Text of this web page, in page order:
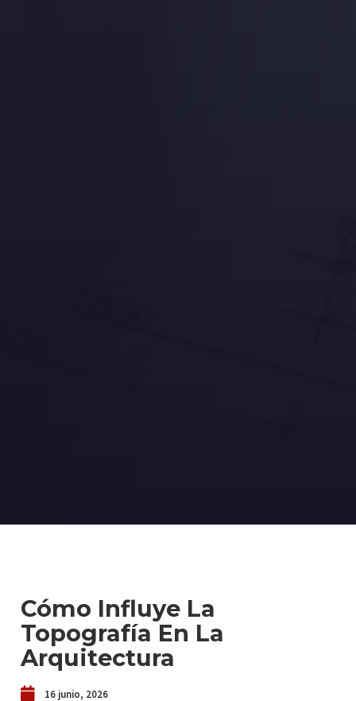
Cómo Influye La
Topografía En La
Arquitectura
16 junio, 2026